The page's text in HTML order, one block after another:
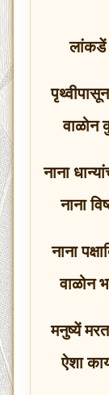
लांकडें
वाळोन
नाना
नाना
नाना
वाळोन
मनुष्यें
ऐशा